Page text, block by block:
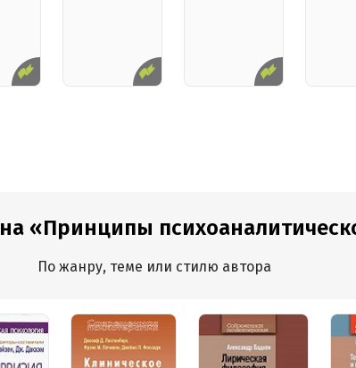
«Принципы
По жанру, теме или стилю автора